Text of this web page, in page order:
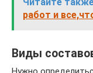
работ и
Виды